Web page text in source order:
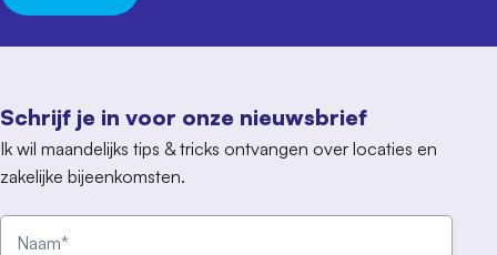
Schrijf je in voor onze nieuwsbrief
Ik wil maandelijks tips & tricks ontvangen over locaties en
zakelijke bijeenkomsten.